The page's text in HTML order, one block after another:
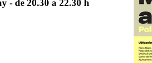
- de 20.30 a 22.30 h